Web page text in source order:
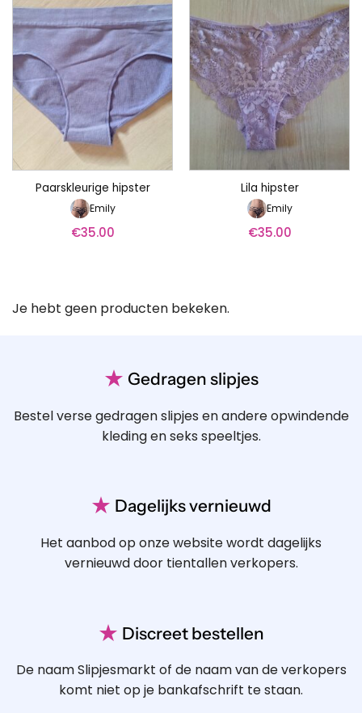
Paarskleurige hipster
Emily
€35.00
Lila hipster
Emily
€35.00
Je hebt geen producten bekeken.
★ Gedragen slipjes
Bestel verse gedragen slipjes en andere opwindende
kleding en seks speeltjes.
★ Dagelijks vernieuwd
Het aanbod op onze website wordt dagelijks
vernieuwd door tientallen verkopers.
★ Discreet bestellen
De naam Slipjesmarkt of de naam van de verkopers
komt niet op je bankafschrift te staan.